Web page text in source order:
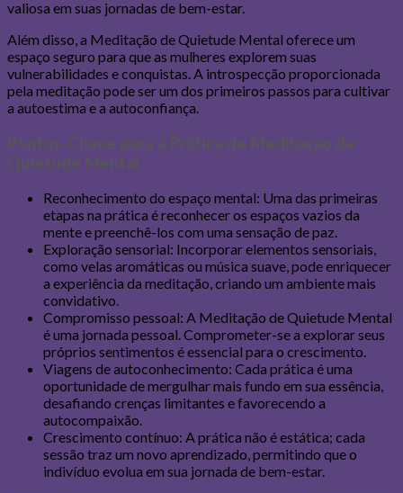
valiosa em suas jornadas de bem-estar.
Além disso, a Meditação de Quietude Mental oferece um
espaço seguro para que as mulheres explorem suas
vulnerabilidades e conquistas. A introspecção proporcionada
pela meditação pode ser um dos primeiros passos para cultivar
a autoestima e a autoconfiança.
Pontos-Chave para a Prática de Meditação de
Quietude Mental
Reconhecimento do espaço mental: Uma das primeiras
etapas na prática é reconhecer os espaços vazios da
mente e preenchê-los com uma sensação de paz.
Exploração sensorial: Incorporar elementos sensoriais,
como velas aromáticas ou música suave, pode enriquecer
a experiência da meditação, criando um ambiente mais
convidativo.
Compromisso pessoal: A Meditação de Quietude Mental
é uma jornada pessoal. Comprometer-se a explorar seus
próprios sentimentos é essencial para o crescimento.
Viagens de autoconhecimento: Cada prática é uma
oportunidade de mergulhar mais fundo em sua essência,
desafiando crenças limitantes e favorecendo a
autocompaixão.
Crescimento contínuo: A prática não é estática; cada
sessão traz um novo aprendizado, permitindo que o
indivíduo evolua em sua jornada de bem-estar.